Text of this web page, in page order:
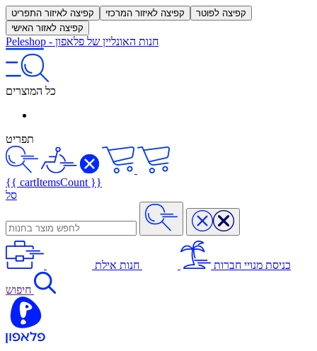
קפיצה לאיזור התפריט קפיצה לאיזור המרכזי
קפיצה לפוטר
קפיצה לאזור האישי
Peleshop - חנות האונליין של פלאפון
כל המוצרים
תפריט
{{ cartItemsCount }}
סל
כניסת מנויי חברות חנות אילת
חיפוש